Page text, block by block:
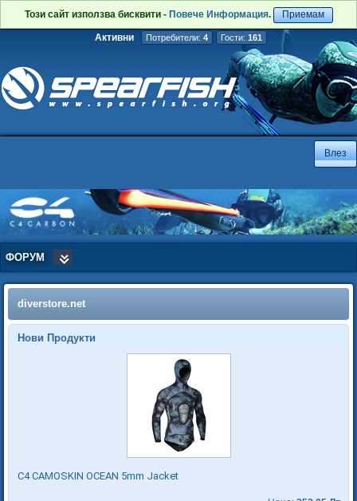
Този сайт използва бисквити - Повече Информация. Приемам
Активни Потребители: 4 Гости: 161
ФОРУМ
diverstore.net
Нови Продукти
C4 CAMOSKIN OCEAN 5mm Jacket